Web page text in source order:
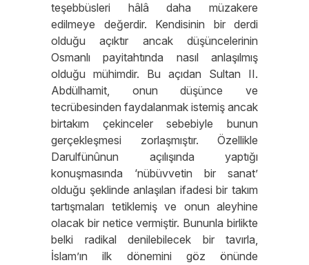
teşebbüsleri hâlâ daha müzakere
edilmeye değerdir. Kendisinin bir derdi
olduğu açıktır ancak düşüncelerinin
Osmanlı payitahtında nasıl anlaşılmış
olduğu mühimdir. Bu açıdan Sultan II.
Abdülhamit, onun düşünce ve
tecrübesinden faydalanmak istemiş ancak
birtakım çekinceler sebebiyle bunun
gerçekleşmesi zorlaşmıştır. Özellikle
Darulfünûnun açılışında yaptığı
konuşmasında ‘nübüvvetin bir sanat’
olduğu şeklinde anlaşılan ifadesi bir takım
tartışmaları tetiklemiş ve onun aleyhine
olacak bir netice vermiştir. Bununla birlikte
belki radikal denilebilecek bir tavırla,
İslam’ın ilk dönemini göz önünde